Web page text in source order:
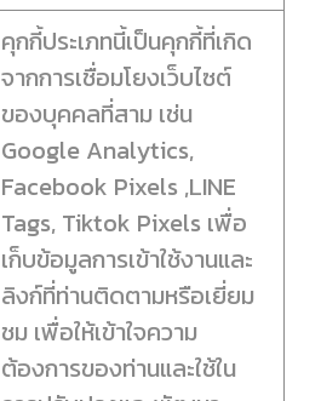
คุกกี้ประเภทนี้เป็นคุกกี้ที่เกิด
จากการเชื่อมโยงเว็บไซต์
ของบุคคลที่สาม เช่น
Google Analytics,
Facebook Pixels ,LINE
Tags, Tiktok Pixels เพื่อ
เก็บข้อมูลการเข้าใช้งานและ
ลิงก์ที่ท่านติดตามหรือเยี่ยม
ชม เพื่อให้เข้าใจความ
ต้องการของท่านและใช้ใน